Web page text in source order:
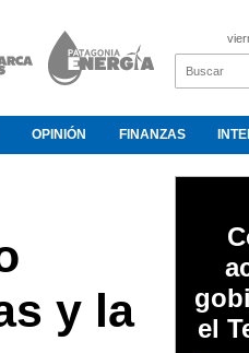
OPINIÓN FINANZAS
y la
el